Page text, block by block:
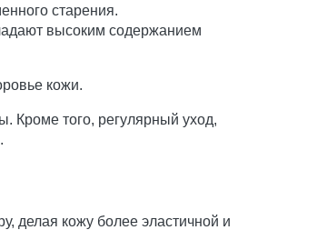
старения.
высоким содержанием
кожи.
Кроме того, регулярный уход,
делая кожу более эластичной и